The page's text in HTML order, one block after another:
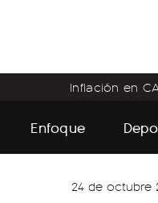
Inflación en
Enfoque
24 de octubre